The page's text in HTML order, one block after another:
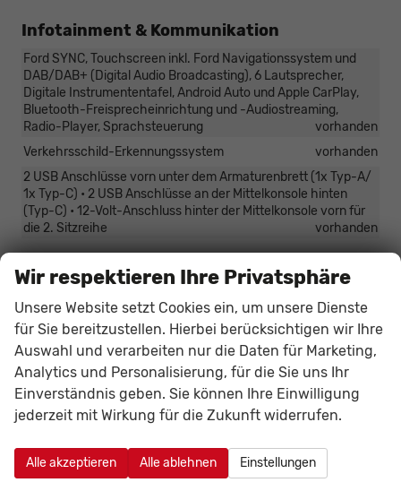
Infotainment & Kommunikation
Ford SYNC, Touchscreen inkl. Ford Navigationssystem und
DAB/DAB+ (Digital Audio Broadcasting), 6 Lautsprecher,
Digitale Instrumententafel, Android Auto und Apple CarPlay,
Bluetooth-Freisprecheinrichtung und -Audiostreaming,
Radio-Player, Sprachsteuerung
vorhanden
Verkehrsschild-Erkennungssystem
vorhanden
2 USB Anschlüsse vorn unter dem Armaturenbrett (1x Typ-A/
1x Typ-C) • 2 USB Anschlüsse an der Mittelkonsole hinten
(Typ-C) • 12-Volt-Anschluss hinter der Mittelkonsole vorn für
die 2. Sitzreihe
vorhanden
Sicherheit & Assistenz
Reifendruckkontrollsystem (TPMS – Tyre Pressure Monitoring
System)
vorhanden
Zentralverriegelung
vorhanden
Intelligentes Sicherheits-System (IPS - Intelligent Protection
System): Frontairbag für Fahrer und Beifahrer, Seitenairbag
für Fahrer und Beifahrer, Warnsystem für nicht angelegten
Sicherheitsgurt vorn und in der 2. Sitzreihe,
der 2. Sitzreihe außen
Kopf-Schulterairbags vorn und hinten
vorhanden
Wir respektieren Ihre Privatsphäre
Unsere Website setzt Cookies ein, um unsere Dienste
für Sie bereitzustellen. Hierbei berücksichtigen wir Ihre
Auswahl und verarbeiten nur die Daten für Marketing,
Analytics und Personalisierung, für die Sie uns Ihr
Einverständnis geben. Sie können Ihre Einwilligung
jederzeit mit Wirkung für die Zukunft widerrufen.
Alle akzeptieren Alle ablehnen Einstellungen